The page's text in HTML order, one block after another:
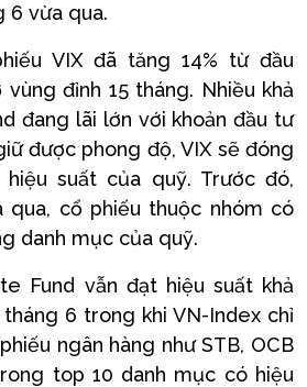
6 vừa qua.
VIX đã tăng 14% từ đầu
đỉnh 15 tháng. Nhiều khả
đang lãi lớn với khoản đầu tư
được phong độ, VIX sẽ đóng
suất của quỹ. Trước đó,
cổ phiếu thuộc nhóm có
danh mục của quỹ.
Fund vẫn đạt hiệu suất khả
tháng 6 trong khi VN-Index chỉ
ngân hàng như STB, OCB
top 10 danh mục có hiệu